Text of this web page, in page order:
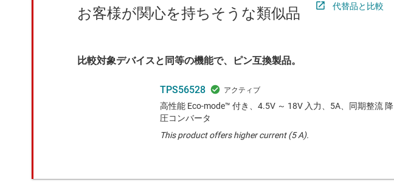
お客様が関心を持ちそうな類似品 代替品と比較
比較対象デバイスと同等の機能で、ピン互換製品。
TPS56528
高性能 Eco-mode™ 付き、4.5V ～ 18V 入力、5A、同期整流 降
圧コンバータ
This product offers higher current (5 A).